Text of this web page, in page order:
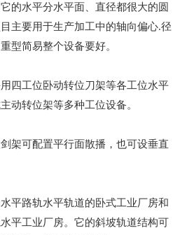
的水平分水平面、直径都很大的圆
主要用于生产加工中的轴向偏心.径
型简易整个设备要好。
四工位卧动转位刀架等各工位水平
动转位架等多种工位设备。
架可配置平行面散播，也可设垂直
平路轨水平轨道的卧式工业厂房和
平工业厂房。它的斜坡轨道结构可